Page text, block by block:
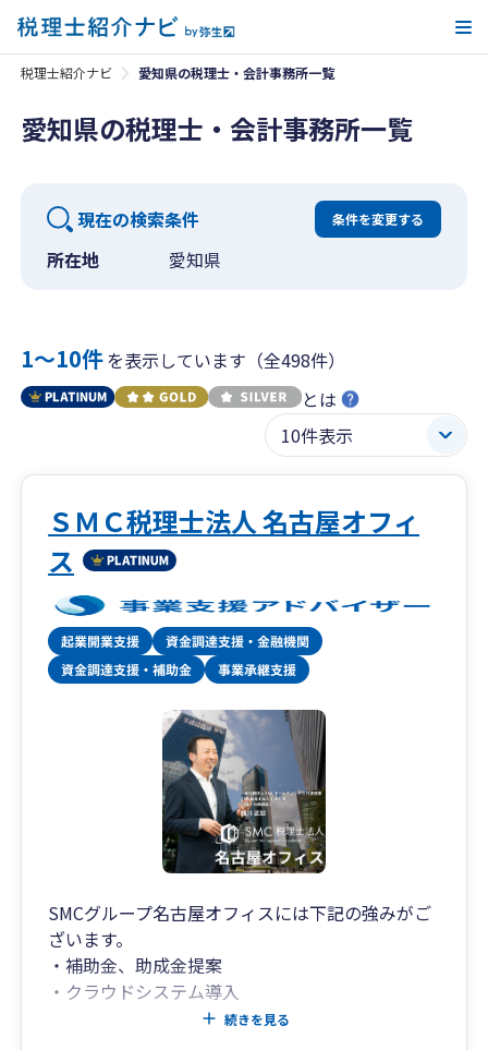
税理士紹介ナビ 愛知県の税理士・会計事務所一覧
愛知県の税理士・会計事務所一覧
現在の検索条件 条件を変更する
所在地 愛知県
1〜10件を表示しています（全498件）
とは
ＳＭＣ税理士法人 名古屋オフィ
ス
SMCグループ名古屋オフィスには下記の強みがご
ざいます。
・補助金、助成金提案
・クラウドシステム導入
・医業、医療系へのサポート
続きを見る